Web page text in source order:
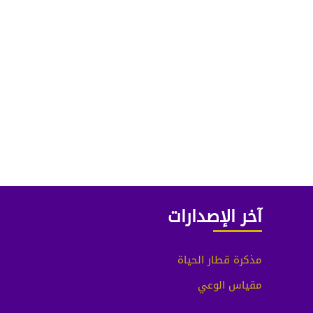
آخر الإصدارات
مذكرة قطار الحياة
مقياس الوعي